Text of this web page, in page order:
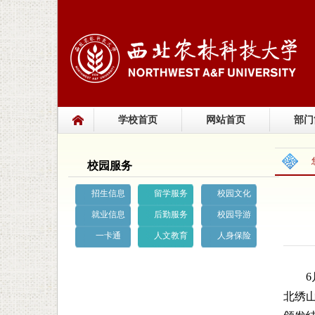
学校首页 网站首页 部
校园服务
招生信息 留学服务 校园文化
就业信息 后勤服务 校园导游
一卡通 人文教育 人身保险
6
北绣